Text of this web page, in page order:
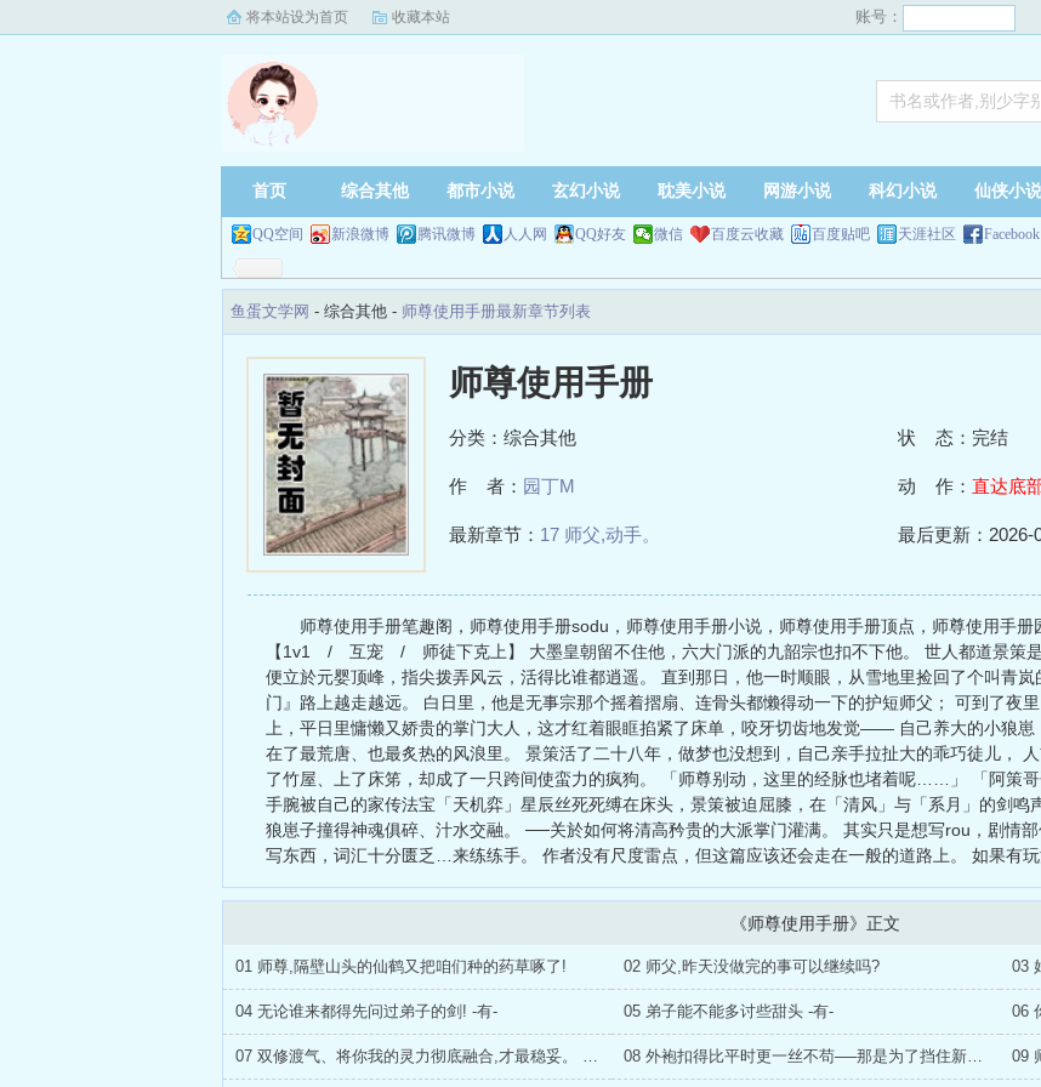
将本站设为首页 收藏本站 账号：
首页 综合其他 都市小说 玄幻小说 耽美小说 网游小说 科幻小说 仙侠小说
QQ空间 新浪微博 腾讯微博 人人网 QQ好友 微信 百度云收藏 百度贴吧 天涯社区 Facebook
鱼蛋文学网 - 综合其他 - 师尊使用手册最新章节列表
师尊使用手册
分类：综合其他 状 态：完结
作 者： 园丁M 动 作： 直达底
最新章节： 17 师父,动手。 最后更新：2026-
师尊使用手册笔趣阁，师尊使用手册sodu，师尊使用手册小说，师尊使用手册顶点，师尊使用手
【1v1 / 互宠 / 师徒下克上】 大墨皇朝留不住他，六大门派的九韶宗也扣不下他。 世人都道景策
便立於元婴顶峰，指尖拨弄风云，活得比谁都逍遥。 直到那日，他一时顺眼，从雪地里捡回了个叫青
门』路上越走越远。 白日里，他是无事宗那个摇着摺扇、连骨头都懒得动一下的护短师父； 可到了夜
上，平日里慵懒又娇贵的掌门大人，这才红着眼眶掐紧了床单，咬牙切齿地发觉—— 自己养大的小狼
在了最荒唐、也最炙热的风浪里。 景策活了二十八年，做梦也没想到，自己亲手拉扯大的乖巧徒儿，
了竹屋、上了床笫，却成了一只跨间使蛮力的疯狗。 「师尊别动，这里的经脉也堵着呢……」 「阿策哥
手腕被自己的家传法宝「天机弈」星辰丝死死缚在床头，景策被迫屈膝，在「清风」与「系月」的剑鸣
狼崽子撞得神魂俱碎、汁水交融。 ──关於如何将清高矜贵的大派掌门灌满。 其实只是想写rou，剧情
写东西，词汇十分匮乏…来练练手。 作者没有尺度雷点，但这篇应该还会走在一般的道路上。 如果有
《师尊使用手册》正文
01 师尊,隔壁山头的仙鹤又把咱们种的药草啄了! 02 师父,昨天没做完的事可以继续吗? 03
04 无论谁来都得先问过弟子的剑! -有- 05 弟子能不能多讨些甜头 -有- 06
07 双修渡气、将你我的灵力彻底融合,才最稳妥。 -有- 08 外袍扣得比平时更一丝不苟──那是为了挡住新添的痕迹 09